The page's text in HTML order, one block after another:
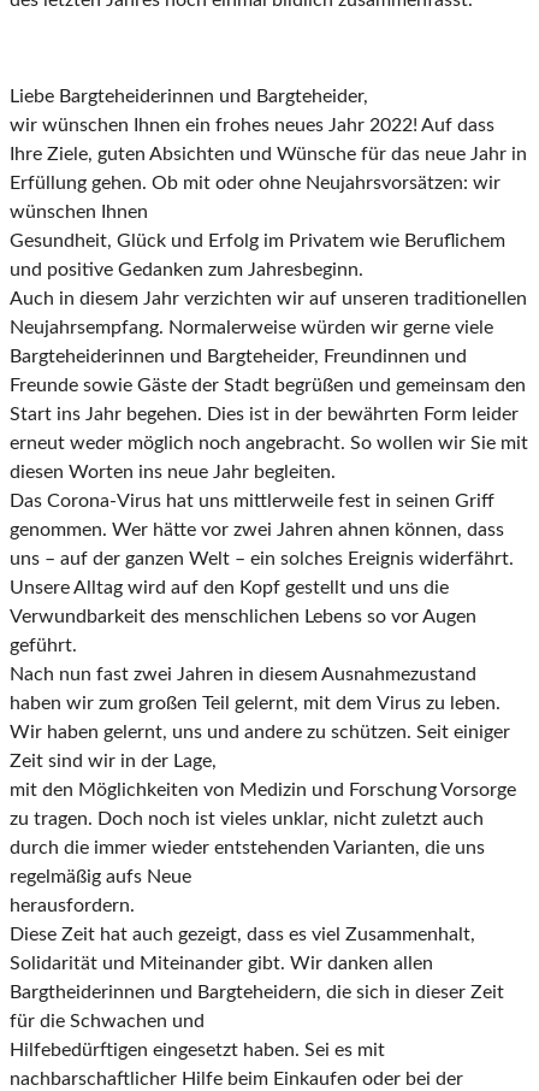
Liebe Bargteheiderinnen und Bargteheider,
wir wünschen Ihnen ein frohes neues Jahr 2022! Auf dass
Ihre Ziele, guten Absichten und Wünsche für das neue Jahr in
Erfüllung gehen. Ob mit oder ohne Neujahrsvorsätzen: wir
wünschen Ihnen
Gesundheit, Glück und Erfolg im Privatem wie Beruflichem
und positive Gedanken zum Jahresbeginn.
Auch in diesem Jahr verzichten wir auf unseren traditionellen
Neujahrsempfang. Normalerweise würden wir gerne viele
Bargteheiderinnen und Bargteheider, Freundinnen und
Freunde sowie Gäste der Stadt begrüßen und gemeinsam den
Start ins Jahr begehen. Dies ist in der bewährten Form leider
erneut weder möglich noch angebracht. So wollen wir Sie mit
diesen Worten ins neue Jahr begleiten.
Das Corona-Virus hat uns mittlerweile fest in seinen Griff
genommen. Wer hätte vor zwei Jahren ahnen können, dass
uns – auf der ganzen Welt – ein solches Ereignis widerfährt.
Unsere Alltag wird auf den Kopf gestellt und uns die
Verwundbarkeit des menschlichen Lebens so vor Augen
geführt.
Nach nun fast zwei Jahren in diesem Ausnahmezustand
haben wir zum großen Teil gelernt, mit dem Virus zu leben.
Wir haben gelernt, uns und andere zu schützen. Seit einiger
Zeit sind wir in der Lage,
mit den Möglichkeiten von Medizin und Forschung Vorsorge
zu tragen. Doch noch ist vieles unklar, nicht zuletzt auch
durch die immer wieder entstehenden Varianten, die uns
regelmäßig aufs Neue
herausfordern.
Diese Zeit hat auch gezeigt, dass es viel Zusammenhalt,
Solidarität und Miteinander gibt. Wir danken allen
Bargtheiderinnen und Bargteheidern, die sich in dieser Zeit
für die Schwachen und
Hilfebedürftigen eingesetzt haben. Sei es mit
nachbarschaftlicher Hilfe beim Einkaufen oder bei der